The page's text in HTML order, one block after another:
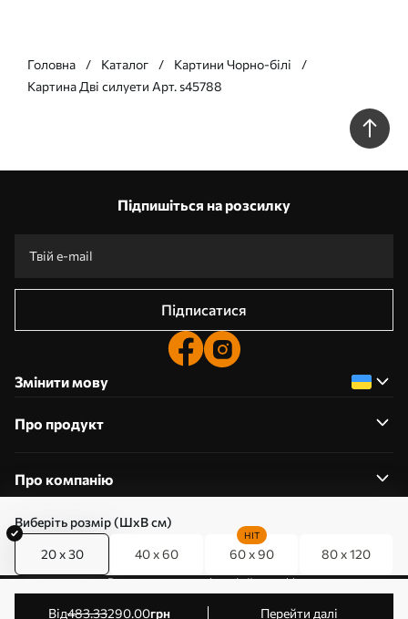
Виберіть розмір (ШхВ см)
20 x 30 40 x 60 60 x 90
HIT
80 x 120
від483.33290.00грн Перейти далі
Головна Каталог
Картини Чорно-білі
Картина Дві силуети Арт. s45788
Підпишіться на розсилку
Підписатися
Змінити мову
Про продукт
Про компанію
0800357223
Редагування дозволів на файли cookie
© 2011-2026 Art-holst. Усі права захищені. Власник: